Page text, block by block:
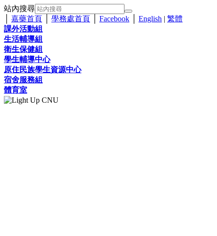
站內搜尋
嘉藥首頁 學務處首頁 Facebook English | 繁體
課外活動組
生活輔導組
衛生保健組
學生輔導中心
原住民族學生資源中心
宿舍服務組
體育室